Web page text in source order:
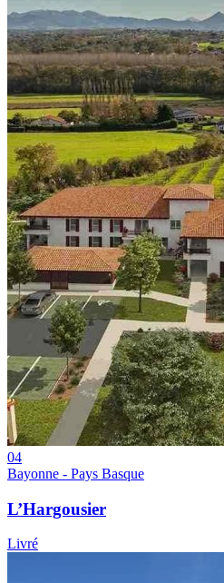
04
Bayonne - Pays Basque
L’Hargousier
Livré